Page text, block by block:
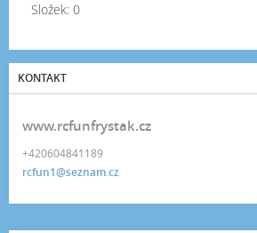
Složek: 0
KONTAKT
www.rcfunfrystak.cz
+420604841189
rcfun1@seznam.cz